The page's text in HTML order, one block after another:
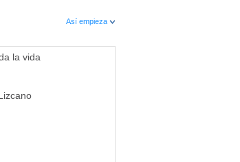
Así empieza
la vida